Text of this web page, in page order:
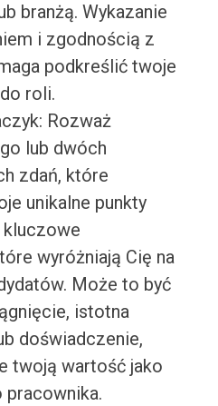
branżą. Wykazanie
i zgodnością z
podkreślić twoje
roli.
Rozważ
lub dwóch
zdań, które
unikalne punkty
kluczowe
wyróżniają Cię na
Może to być
istotna
doświadczenie,
twoją wartość jako
pracownika.